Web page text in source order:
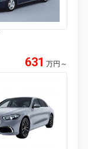
631 万円 ～